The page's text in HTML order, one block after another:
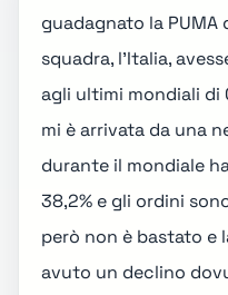
guadagnato la
squadra, l’Italia,
agli ultimi mondiali di
mi è arrivata da una
durante il mondiale
38,2% e gli ordini
però non è bastato e
avuto un declino